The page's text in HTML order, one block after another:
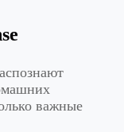
важные